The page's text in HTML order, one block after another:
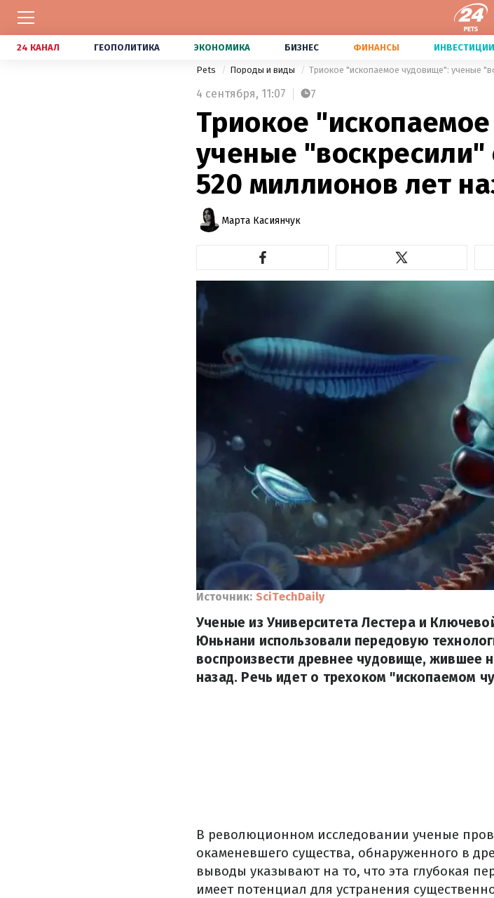
24 КАНАЛ ГЕОПОЛИТИКА ЭКОНОМИКА БИЗНЕС ФИНАНСЫ ИНВЕСТИЦИИ
Pets Породы и виды Триокое "ископаемое чудовище": ученые
4 сентября, 11:07 7
Триокое
ученые
520 миллионов лет
Марта Касиянчук
Источник: SciTechDaily
Ученые из Университета Лестера и
Юньнани использовали передовую
воспроизвести древнее чудовище, жившее
назад. Речь идет о трехоком "ископаемом
В революционном исследовании ученые
окаменевшего существа, обнаруженного в
выводы указывают на то, что эта глубокая
имеет потенциал для устранения